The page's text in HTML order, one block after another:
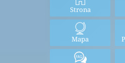
Strona
Mapa